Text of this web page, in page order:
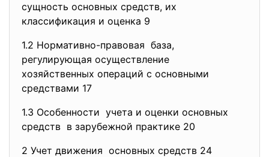
сущность основных средств, их
классификация и оценка 9
1.2 Нормативно-правовая база,
регулирующая осуществление
хозяйственных операций с основными
средствами 17
1.3 Особенности учета и оценки основных
средств в зарубежной практике 20
2 Учет движения основных средств 24